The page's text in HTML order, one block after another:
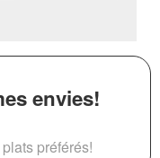
envies!
préférés!